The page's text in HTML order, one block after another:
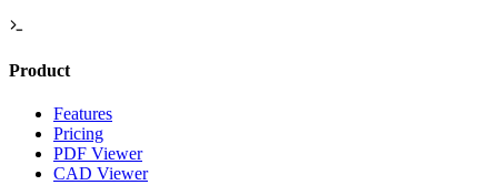
Product
Features
Pricing
PDF Viewer
CAD Viewer